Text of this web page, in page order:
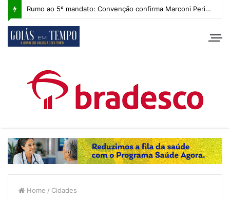
Rumo ao 5º mandato: Convenção confirma Marconi Perillo, que apresenta plano de governo com IA e foco regional
Home / Cidades